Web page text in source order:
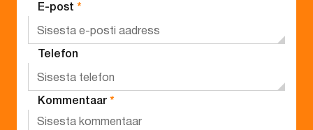
E-post *
Telefon
Kommentaar*